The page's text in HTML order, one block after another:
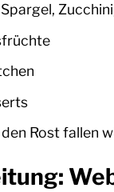
Rost fallen